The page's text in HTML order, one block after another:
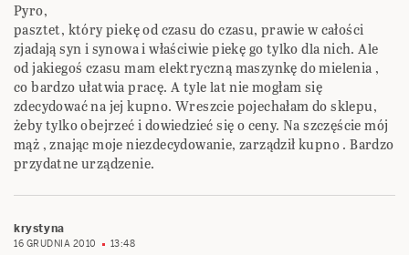
Pyro,
pasztet, który piekę od czasu do czasu, prawie w całości
zjadają syn i synowa i właściwie piekę go tylko dla nich. Ale
od jakiegoś czasu mam elektryczną maszynkę do mielenia ,
co bardzo ułatwia pracę. A tyle lat nie mogłam się
zdecydować na jej kupno. Wreszcie pojechałam do sklepu,
żeby tylko obejrzeć i dowiedzieć się o ceny. Na szczęście mój
mąż , znając moje niezdecydowanie, zarządził kupno . Bardzo
przydatne urządzenie.
krystyna
16 GRUDNIA 2010 13:48